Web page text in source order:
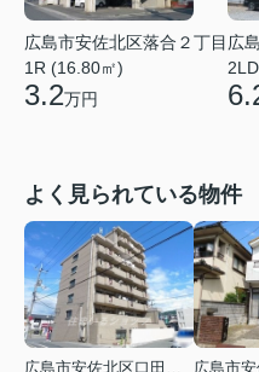
広島市安佐北区落合２丁目
1R (16.80㎡)
3.2万円
広
よく見られている物件
広島市安佐北区口田３丁目